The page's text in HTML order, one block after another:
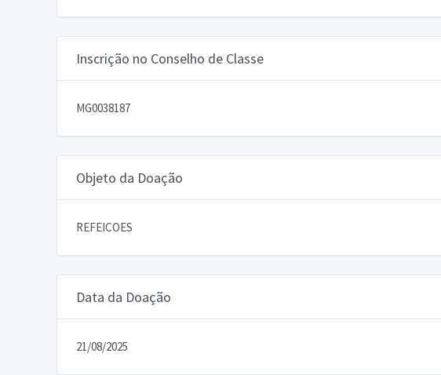
Inscrição no Conselho de Classe
MG0038187
Objeto da Doação
REFEICOES
Data da Doação
21/08/2025